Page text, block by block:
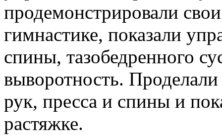
продемонстрировали
гимнастике, показали
спины, тазобедренного
выворотность.
рук, пресса и спины и
растяжке.